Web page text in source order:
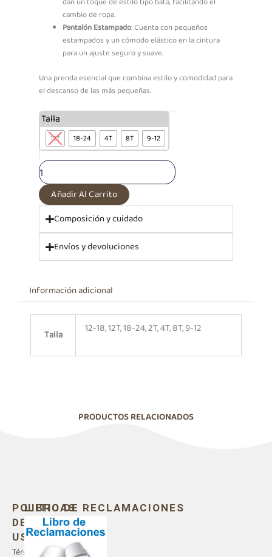
cambio de ropa.
Pantalón Estampado: Cuenta con pequeños
estampados y un cómodo elástico en la cintura
para un ajuste seguro y suave.
Una prenda esencial que combina estilo y comodidad para
el descanso de las más pequeñas.
Talla
12T 18-24 4T 8T 9-12
PF
Pijama
Algodón
Pantalón
+
Polo
ML
Oso
Mar
cantidad
Añadir Al Carrito
Composición y cuidado
Envíos y devoluciones
Información adicional
Talla 12-18, 12T, 18-24, 2T, 4T, 8T, 9-12
PRODUCTOS RELACIONADOS
POLITICAS
DE
USO
Términos y
LIBRO DE RECLAMACIONES